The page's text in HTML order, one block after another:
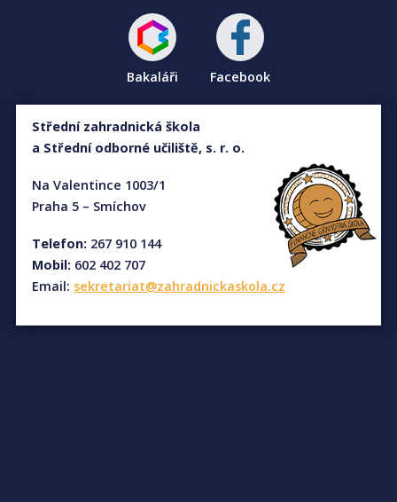
Bakaláři Facebook
Střední zahradnická škola
a Střední odborné učiliště, s. r. o.
Na Valentince 1003/1
Praha 5 – Smíchov
Telefon: 267 910 144
Mobil: 602 402 707
Email: sekretariat@zahradnickaskola.cz